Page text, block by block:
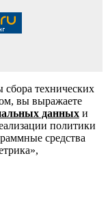
технических
вы выражаете
данных и
политики
средства